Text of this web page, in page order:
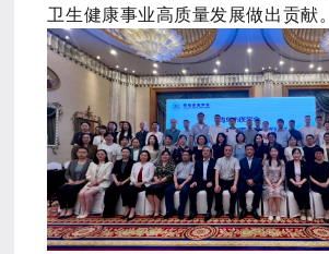
卫生健康事业高质量发展做出贡献。